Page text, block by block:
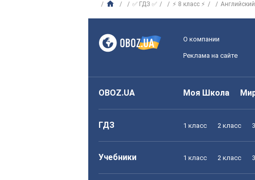
✅ ГДЗ ✅ ⚡ 8 класс ⚡
О компании
Реклама на сайте
OBOZ.UA Моя Школа
ГДЗ 1 класс 2 класс
Учебники 1 класс 2 класс